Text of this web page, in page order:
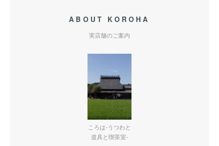
ABOUT KOROHA
実店舗のご案内
ころは-うつわと
道具と喫茶室-